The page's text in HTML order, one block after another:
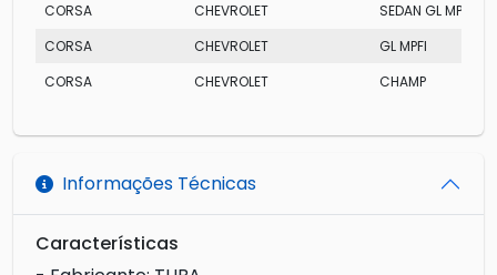
CORSA CHEVROLET
SEDAN GL MPFI
CORSA
CHEVROLET
GL MPFI
CORSA
CHEVROLET CHAMP
Informações Técnicas
Características